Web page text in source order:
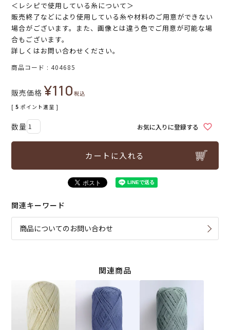
＜レシピで使用している糸について＞
販売終了などにより使用している糸や材料のご用意ができない
場合がございます。また、画像とは違う色でご用意が可能な場
合もございます。
詳しくはお問い合わせください。
商品コード 404685
販売価格 ¥110税込
[ 5 ポイント進呈 ]
お気に入りに登録する
カートに入れる
関連キーワード
商品についてのお問い合わせ
関連商品